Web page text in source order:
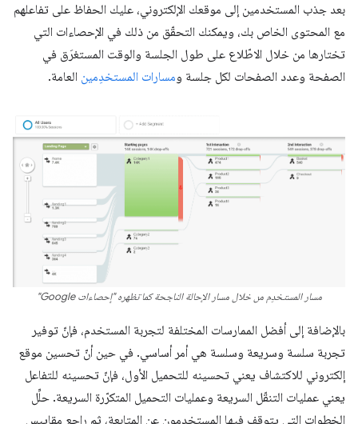
بعد جذب المستخدمين إلى موقعك الإلكتروني، عليك الحفاظ على تفاعلهم
مع المحتوى الخاص بك، ويمكنك التحقّق من ذلك في الإحصاءات التي
تختارها من خلال الاطّلاع على طول الجلسة والوقت المستغرَق في
الصفحة وعدد الصفحات لكل جلسة ومسارات المستخدِمين العامة.
مسار المستخدِم من خلال مسار الإحالة الناجحة كما تظهره "إحصاءات Google"
بالإضافة إلى أفضل الممارسات المختلفة لتجربة المستخدم، فإنّ توفير
تجربة سلسة وسريعة وسلسة هي أمر أساسي. في حين أنّ تحسين موقع
إلكتروني للاكتشاف يعني تحسينه للتحميل الأول، فإنّ تحسينه للتفاعل
يعني عمليات التنقّل السريعة وعمليات التحميل المتكرّرة السريعة. حلِّل
الخطوات التي يتوقف فيها المستخدمون عن المتابعة، ثم راجِع مقاييس